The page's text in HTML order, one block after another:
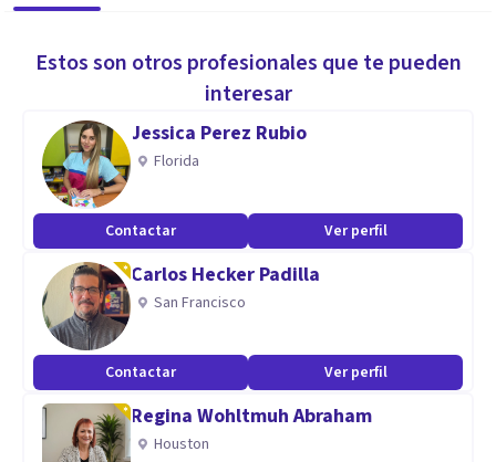
Estos son otros profesionales que te pueden
interesar
Jessica Perez Rubio
Florida
Contactar Ver perfil
Carlos Hecker Padilla
San Francisco
Contactar Ver perfil
Regina Wohltmuh Abraham
Houston